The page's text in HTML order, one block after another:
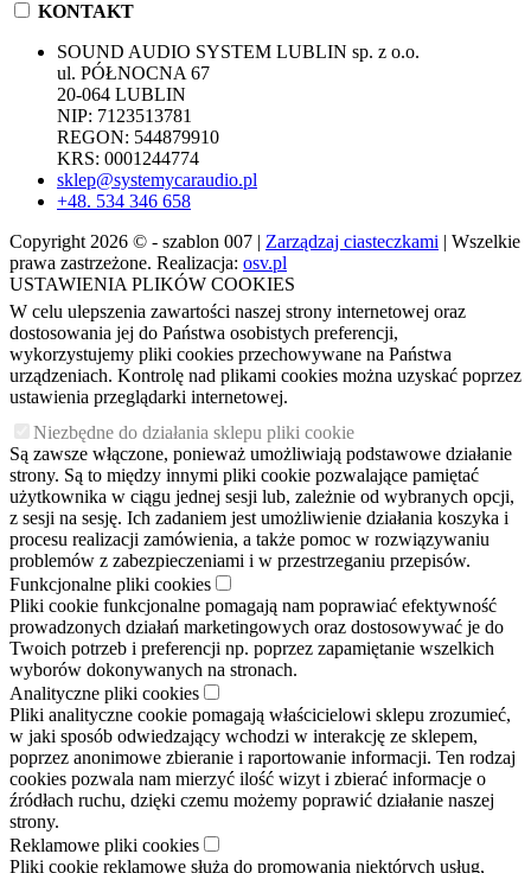
KONTAKT
SOUND AUDIO SYSTEM LUBLIN sp. z o.o.
ul. PÓŁNOCNA 67
20-064 LUBLIN
NIP: 7123513781
REGON: 544879910
KRS: 0001244774
sklep@systemycaraudio.pl
+48. 534 346 658
Copyright 2026 © - szablon 007 | Zarządzaj ciasteczkami | Wszelkie
prawa zastrzeżone. Realizacja: osv.pl
USTAWIENIA PLIKÓW COOKIES
W celu ulepszenia zawartości naszej strony internetowej oraz
dostosowania jej do Państwa osobistych preferencji,
wykorzystujemy pliki cookies przechowywane na Państwa
urządzeniach. Kontrolę nad plikami cookies można uzyskać poprzez
ustawienia przeglądarki internetowej.
Niezbędne do działania sklepu pliki cookie
Są zawsze włączone, ponieważ umożliwiają podstawowe działanie
strony. Są to między innymi pliki cookie pozwalające pamiętać
użytkownika w ciągu jednej sesji lub, zależnie od wybranych opcji,
z sesji na sesję. Ich zadaniem jest umożliwienie działania koszyka i
procesu realizacji zamówienia, a także pomoc w rozwiązywaniu
problemów z zabezpieczeniami i w przestrzeganiu przepisów.
Funkcjonalne pliki cookies
Pliki cookie funkcjonalne pomagają nam poprawiać efektywność
prowadzonych działań marketingowych oraz dostosowywać je do
Twoich potrzeb i preferencji np. poprzez zapamiętanie wszelkich
wyborów dokonywanych na stronach.
Analityczne pliki cookies
Pliki analityczne cookie pomagają właścicielowi sklepu zrozumieć,
w jaki sposób odwiedzający wchodzi w interakcję ze sklepem,
poprzez anonimowe zbieranie i raportowanie informacji. Ten rodzaj
cookies pozwala nam mierzyć ilość wizyt i zbierać informacje o
źródłach ruchu, dzięki czemu możemy poprawić działanie naszej
strony.
Reklamowe pliki cookies
Pliki cookie reklamowe służą do promowania niektórych usług,